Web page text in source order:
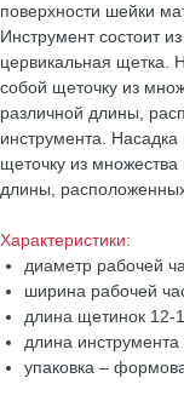
поверхности шейки
Инструмент состоит
цервикальная щетка.
собой щеточку из
различной длины,
инструмента.
щеточку из множества
длины,
Характеристики:
диаметр рабочей
ширина рабочей
длина щетинок 12-
длина
упаковка –